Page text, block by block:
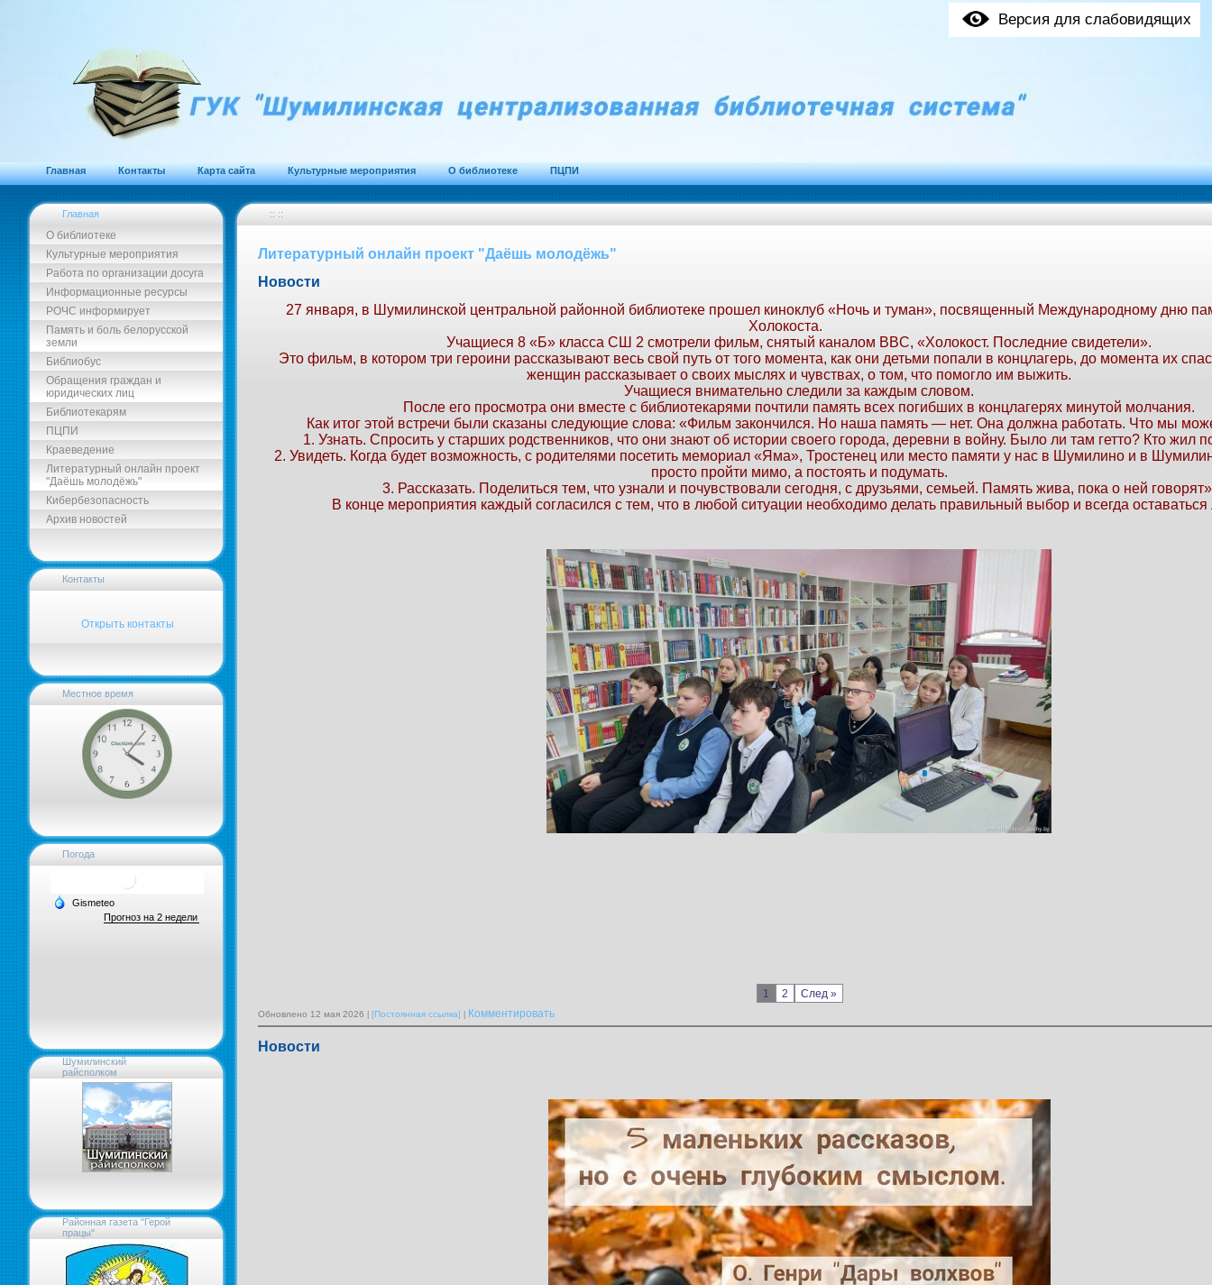
Версия для слабовидящих
Главная Контакты Карта сайта Культурные мероприятия О библиотеке ПЦПИ
Главная
О библиотеке
Культурные мероприятия
Работа по организации досуга
Информационные ресурсы
РОЧС информирует
Память и боль белорусской
земли
Библиобус
Обращения граждан и
юридических лиц
Библиотекарям
ПЦПИ
Краеведение
Литературный онлайн проект
"Даёшь молодёжь"
Кибербезопасность
Архив новостей
Контакты
Открыть контакты
Местное время
Погода
Шумилинский
райсполком
Районная газета "Герой
працы"
:: ::
Литературный онлайн проект "Даёшь молодёжь"
Новости
27 января, в Шумилинской центральной районной библиотеке прошел киноклуб «Ночь и туман», посвященный Международному дню
Холокоста.
Учащиеся 8 «Б» класса СШ 2 смотрели фильм, снятый каналом BBC, «Холокост. Последние свидетели».
Это фильм, в котором три героини рассказывают весь свой путь от того момента, как они детьми попали в концлагерь, до момента их
женщин рассказывает о своих мыслях и чувствах, о том, что помогло им выжить.
Учащиеся внимательно следили за каждым словом.
После его просмотра они вместе с библиотекарями почтили память всех погибших в концлагерях минутой молчания.
Как итог этой встречи были сказаны следующие слова: «Фильм закончился. Но наша память — нет. Она должна работать. Что мы
1. Узнать. Спросить у старших родственников, что они знают об истории своего города, деревни в войну. Было ли там гетто? Кто жил
2. Увидеть. Когда будет возможность, с родителями посетить мемориал «Яма», Тростенец или место памяти у нас в Шумилино и в
просто пройти мимо, а постоять и подумать.
3. Рассказать. Поделиться тем, что узнали и почувствовали сегодня, с друзьями, семьей. Память жива, пока о ней
В конце мероприятия каждый согласился с тем, что в любой ситуации необходимо делать правильный выбор и всегда
1 2 След »
Обновлено 12 мая 2026 [Постоянная ссылка] Комментировать
Новости